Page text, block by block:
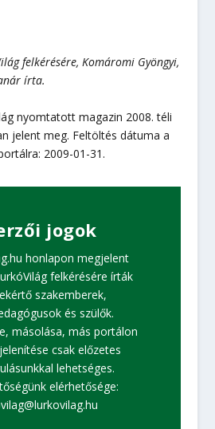
felkérésére, Komáromi Gyöngyi,
írta.
nyomtatott magazin 2008. téli
jelent meg. Feltöltés dátuma a
2009-01-31.
jogok
honlapon megjelent
felkérésére írták
szakemberek,
és szülők.
másolása, más portálon
csak előzetes
lehetséges.
elérhetősége: